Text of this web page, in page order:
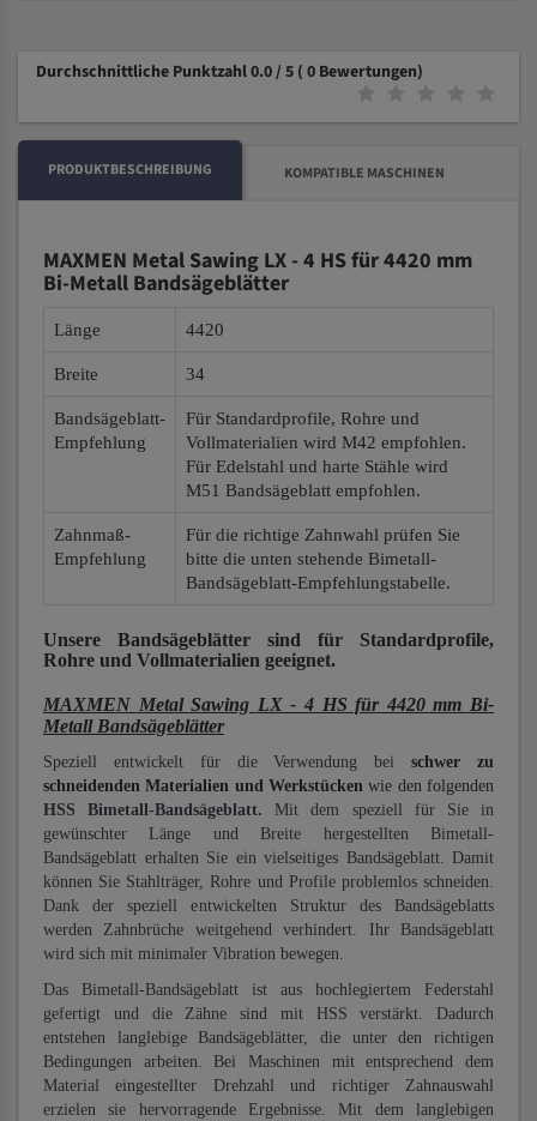
Durchschnittliche Punktzahl 0.0 / 5 ( 0 Bewertungen)
PRODUKTBESCHREIBUNG KOMPATIBLE MASCHINEN
MAXMEN Metal Sawing LX - 4 HS für 4420 mm
Bi-Metall Bandsägeblätter
Länge 4420
Breite 34
Bandsägeblatt-
Empfehlung
Für Standardprofile, Rohre und
Vollmaterialien wird M42 empfohlen.
Für Edelstahl und harte Stähle wird
M51 Bandsägeblatt empfohlen.
Zahnmaß-
Empfehlung
Für die richtige Zahnwahl prüfen Sie
bitte die unten stehende Bimetall-
Bandsägeblatt-Empfehlungstabelle.
Unsere Bandsägeblätter sind für Standardprofile,
Rohre und Vollmaterialien geeignet.
MAXMEN Metal Sawing LX - 4 HS für 4420 mm Bi-
Metall Bandsägeblätter
Speziell entwickelt für die Verwendung beischwer zu
schneidenden Materialien und Werkstücken wie den folgenden
HSS Bimetall-Bandsägeblatt. Mit dem speziell für Sie in
gewünschter Länge und Breite hergestellten Bimetall-
Bandsägeblatt erhalten Sie ein vielseitiges Bandsägeblatt. Damit
können Sie Stahlträger, Rohre und Profile problemlos schneiden.
Dank der speziell entwickelten Struktur des Bandsägeblatts
werden Zahnbrüche weitgehend verhindert. Ihr Bandsägeblatt
wird sich mit minimaler Vibration bewegen.
Das Bimetall-Bandsägeblatt ist aus hochlegiertem Federstahl
gefertigt und die Zähne sind mit HSS verstärkt. Dadurch
entstehen langlebige Bandsägeblätter, die unter den richtigen
Bedingungen arbeiten. Bei Maschinen mit entsprechend dem
Material eingestellter Drehzahl und richtiger Zahnauswahl
erzielen sie hervorragende Ergebnisse. Mit dem langlebigen